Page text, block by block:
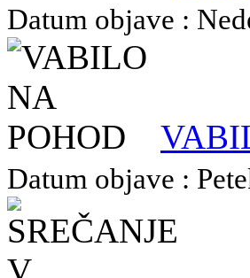
Datum objave :
Datum objave :